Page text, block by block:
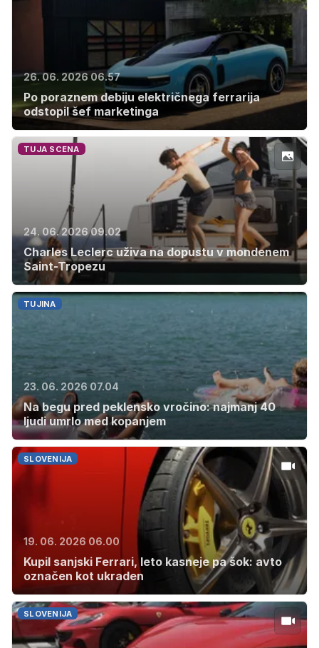
26. 06. 2026 06.57
Po poraznem debiju električnega ferrarija
odstopil šef marketinga
TUJA SCENA
24. 06. 2026 09.02
Charles Leclerc uživa na dopustu v mondenem
Saint-Tropezu
TUJINA
23. 06. 2026 07.04
Na begu pred peklensko vročino: najmanj 40
ljudi umrlo med kopanjem
SLOVENIJA
19. 06. 2026 06.00
Kupil sanjski Ferrari, leto kasneje pa šok: avto
označen kot ukraden
SLOVENIJA